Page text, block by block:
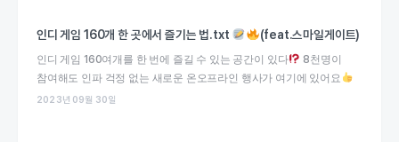
인디 게임 160개 한 곳에서 즐기는 법.txt (feat.스마일게이트)
인디 게임 160여개를 한 번에 즐길 수 있는 공간이 있다
8천명이
참여해도 인파 걱정 없는 새로운 온오프라인 행사가 여기에 있어요
2023년 09월 30일